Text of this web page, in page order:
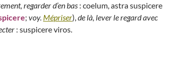
regarder d’en bas : coelum, astra suspicere
; voy. Mépriser),de là, lever le regard avec
: suspicere viros.